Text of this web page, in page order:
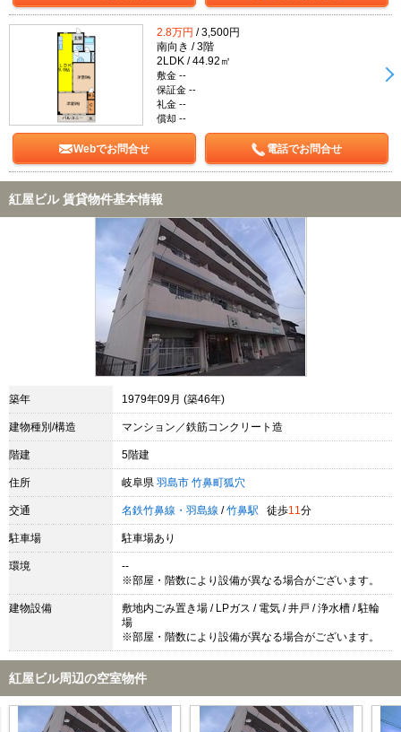
2.8万円 / 3,500円
南向き / 3階
2LDK / 44.92㎡
敷金 --
保証金 --
礼金 --
償却 --
Webでお問合せ 電話でお問合せ
紅屋ビル 賃貸物件基本情報
築年 1979年09月 (築46年)
建物種別/構造 マンション／鉄筋コンクリート造
階建 5階建
住所 岐阜県 羽島市 竹鼻町狐穴
交通 名鉄竹鼻線・羽島線 / 竹鼻駅 徒歩11 分
駐車場 駐車場あり
環境
--
※部屋・階数により設備が異なる場合がございます。
建物設備
敷地内ごみ置き場 / LPガス / 電気 / 井戸 / 浄水槽 / 駐輪
場
※部屋・階数により設備が異なる場合がございます。
紅屋ビル周辺の空室物件